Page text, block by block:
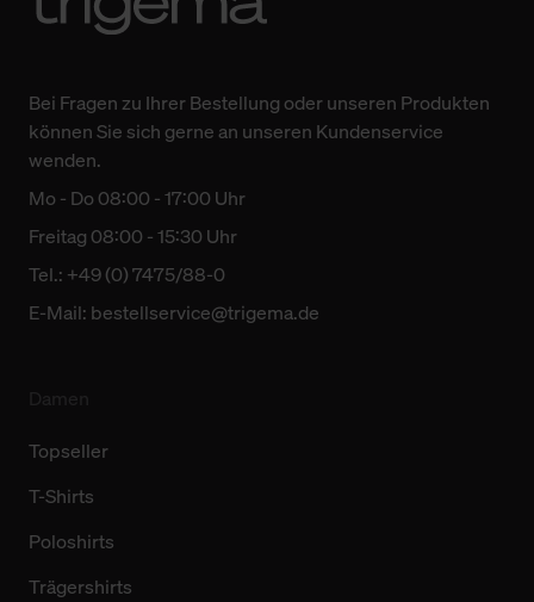
Bei Fragen zu Ihrer Bestellung oder unseren Produkten
können Sie sich gerne an unseren Kundenservice
wenden.
Mo - Do 08:00 - 17:00 Uhr
Freitag 08:00 - 15:30 Uhr
Tel.: +49 (0) 7475/88-0
E-Mail: bestellservice@trigema.de
Topseller
T-Shirts
Poloshirts
Trägershirts